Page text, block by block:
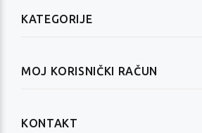
KATEGORIJE
MOJ KORISNIČKI RAČUN
KONTAKT